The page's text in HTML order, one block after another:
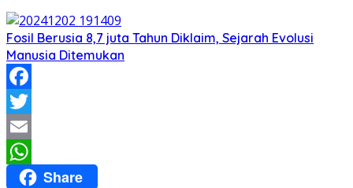
Fosil Berusia 8,7 juta Tahun Diklaim, Sejarah Evolusi
Manusia Ditemukan
Facebook
Twitter
Email
WhatsApp
Share